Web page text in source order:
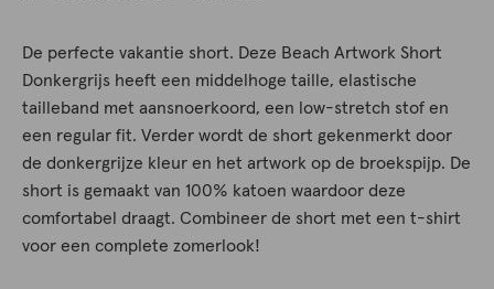
De perfecte vakantie short. Deze Beach Artwork Short
Donkergrijs heeft een middelhoge taille, elastische
tailleband met aansnoerkoord, een low-stretch stof en
een regular fit. Verder wordt de short gekenmerkt door
de donkergrijze kleur en het artwork op de broekspijp. De
short is gemaakt van 100% katoen waardoor deze
comfortabel draagt. Combineer de short met een t-shirt
voor een complete zomerlook!